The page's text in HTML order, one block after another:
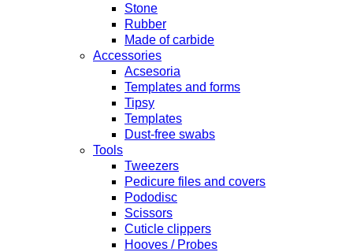
Stone
Rubber
Made of carbide
Accessories
Acsesoria
Templates and forms
Tipsy
Templates
Dust-free swabs
Tools
Tweezers
Pedicure files and covers
Pododisc
Scissors
Cuticle clippers
Hooves / Probes